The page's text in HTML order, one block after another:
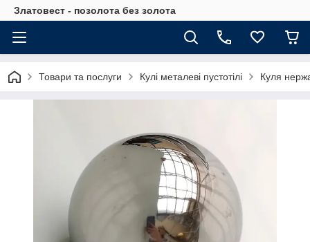
Златовест - позолота без золота
Товари та послуги Кулі металеві пустотілі Куля